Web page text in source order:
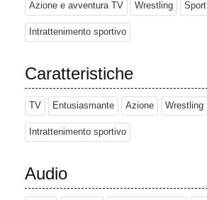
Azione e avventura TV Wrestling Sport
Intrattenimento sportivo
Caratteristiche
TV Entusiasmante Azione Wrestling
Intrattenimento sportivo
Audio